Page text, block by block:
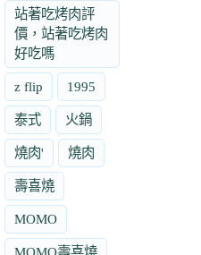
站著吃烤肉評
價，站著吃烤肉
好吃嗎
z flip 1995
泰式 火鍋
燒肉' 燒肉
壽喜燒
MOMO